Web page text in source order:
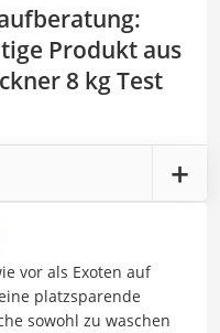
:
Produkt aus
8 kg Test
vor als Exoten auf
platzsparende
sowohl zu waschen